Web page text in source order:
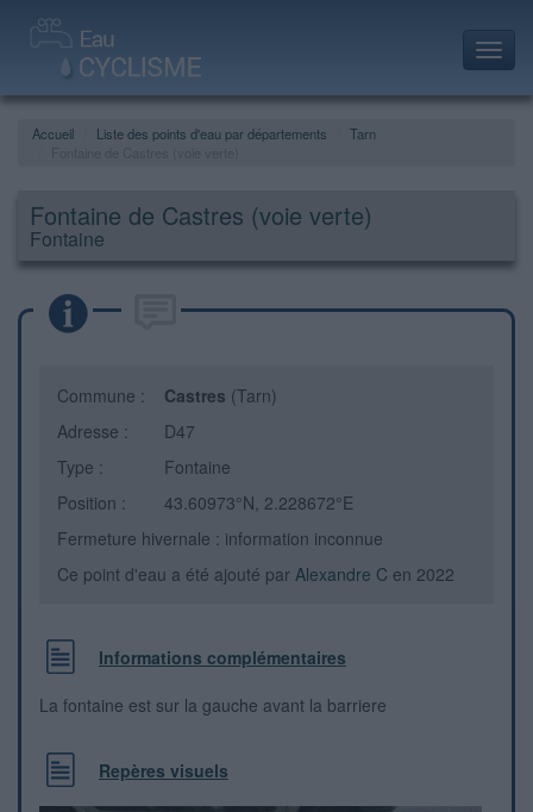
Accueil Liste des points d'eau par départements
Tarn
Fontaine de Castres (voie verte)
Fontaine
Commune : Castres (Tarn)
Adresse :
D47
Type :
Fontaine
Position :
43.60973°N, 2.228672°E
Fermeture hivernale : information inconnue
Ce point d'eau a été ajouté par Alexandre C en 2022
Informations complémentaires
La fontaine est sur la gauche avant la barriere
Repères visuels